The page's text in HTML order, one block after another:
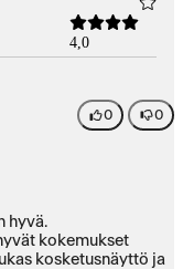
4,0
0 0
hyvä.
kokemukset
kosketusnäyttö ja